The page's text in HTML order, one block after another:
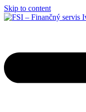
Skip to content